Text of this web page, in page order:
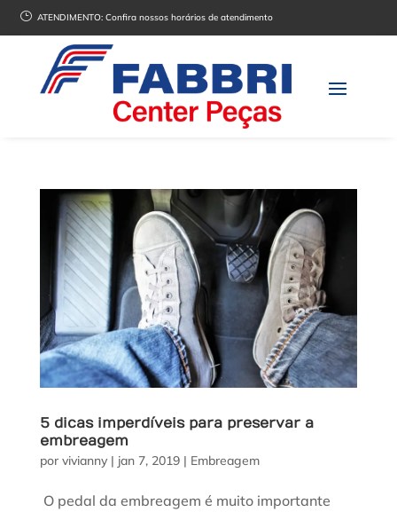
} ATENDIMENTO:Confira nossos horários de atendimento
5 dicas imperdíveis para preservar a
embreagem
por vivianny| jan 7, 2019| Embreagem
O pedal da embreagem é muito importante